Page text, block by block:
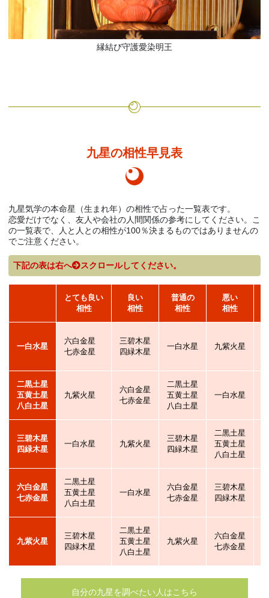
縁結び守護愛染明王
九星の相性早見表
九星気学の本命星（生まれ年）の相性で占った一覧表です。
恋愛だけでなく、友人や会社の人間関係の参考にしてください。こ
の一覧表で、人と人との相性が100％決まるものではありませんの
でご注意ください。
下記の表は右へ スクロールしてください。
とても良い
相性
良い
相性
普通の
相性
悪い
相性
一白水星
六白金星
七赤金星
三碧木星
四緑木星
一白水星 九紫火星
二黒土星
五黄土星
八白土星
九紫火星
六白金星
七赤金星
二黒土星
五黄土星
八白土星
一白水星
三碧木星
四緑木星
一白水星 九紫火星
三碧木星
四緑木星
二黒土星
五黄土星
八白土星
六白金星
七赤金星
二黒土星
五黄土星
八白土星
一白水星
六白金星
七赤金星
三碧木星
四緑木星
九紫火星
三碧木星
四緑木星
二黒土星
五黄土星
八白土星
九紫火星
六白金星
七赤金星
自分の九星を調べたい人はこちら